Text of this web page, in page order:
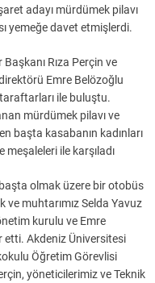
adayı mürdümek pilavı
yemeğe davet etmişlerdi.
Rıza Perçin ve
Emre Belözoğlu
ile buluştu.
mürdümek pilavı ve
başta kasabanın kadınları
ile karşıladı
başta olmak üzere bir otobüs
muhtarımız Selda Yavuz
kurulu ve Emre
etti. Akdeniz Üniversitesi
Öğretim Görevlisi
yöneticilerimiz ve Teknik